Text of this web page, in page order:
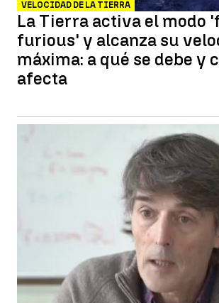
VELOCIDAD DE LA TIERRA
La Tierra activa el modo
furious' y alcanza su
máxima: a qué se debe y
afecta